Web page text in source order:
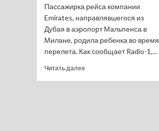
Пассажирка рейса компании
Emirates, направлявшегося из
Дубая в аэропорт Мальпенса в
Милане, родила ребенка во время
перелета. Как сообщает Radio-1,...
Читать далееПрочитать